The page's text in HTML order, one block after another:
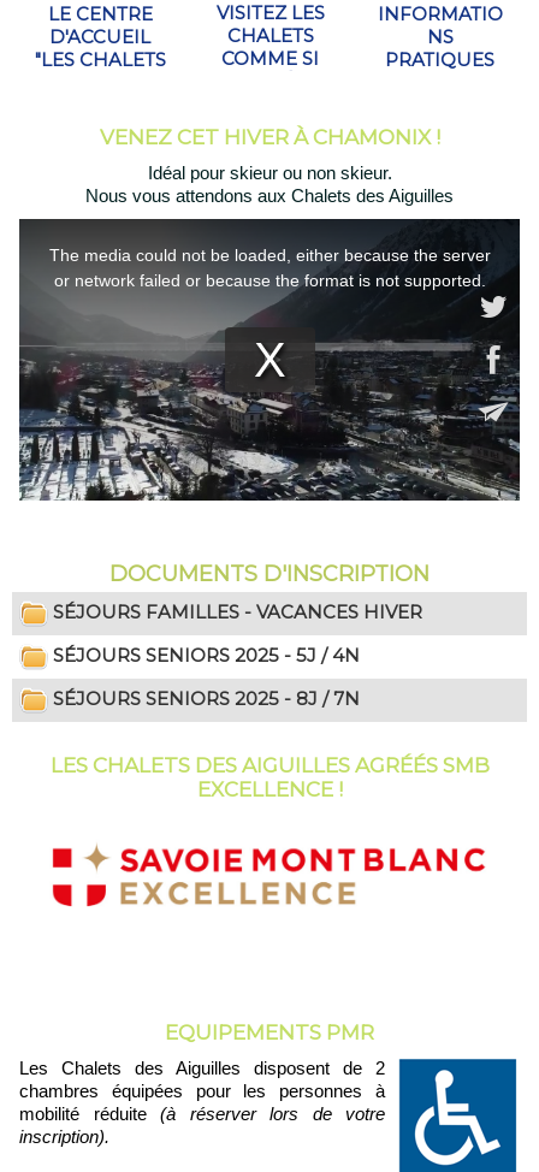
LE CENTRE
D'ACCUEIL
"LES CHALETS
VISITEZ LES
CHALETS
COMME SI
INFORMATIO
NS
PRATIQUES
VENEZ CET HIVER À CHAMONIX !
Idéal pour skieur ou non skieur.
Nous vous attendons aux Chalets des Aiguilles
DOCUMENTS D'INSCRIPTION
SÉJOURS FAMILLES - VACANCES HIVER
SÉJOURS SENIORS 2025 - 5J / 4N
SÉJOURS SENIORS 2025 - 8J / 7N
LES CHALETS DES AIGUILLES AGRÉÉS SMB
EXCELLENCE !
EQUIPEMENTS PMR
Les Chalets des Aiguilles disposent de 2
chambres équipées pour les personnes à
mobilité réduite (à réserver lors de votre
inscription).